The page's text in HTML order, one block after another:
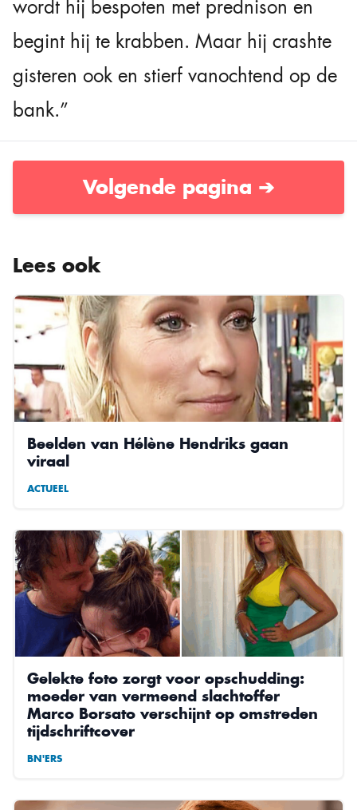
wordt hij bespoten met prednison en
begint hij te krabben. Maar hij crashte
gisteren ook en stierf vanochtend op de
bank.”
Volgende pagina ➔
Lees ook
Beelden van Hélène Hendriks gaan
viraal
ACTUEEL
Gelekte foto zorgt voor opschudding:
moeder van vermeend slachtoffer
Marco Borsato verschijnt op omstreden
tijdschriftcover
BN'ERS